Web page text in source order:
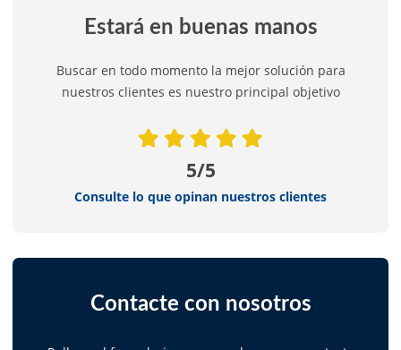
Estará en buenas manos
Buscar en todo momento la mejor solución para
nuestros clientes es nuestro principal objetivo
5/5
Consulte lo que opinan nuestros clientes
Contacte con nosotros